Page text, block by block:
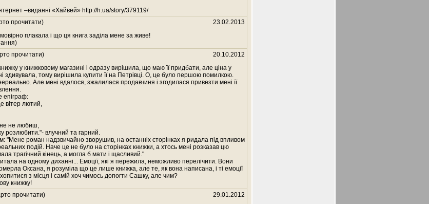
–виданні «Хайвей» http://h.ua/story/379119/
23.02.2013
прочитати)
плакала і що ця книга заділа мене за живе!
20.10.2012
прочитати)
у книжковому магазині і одразу вирішила, що маю її придбати, але ціна у
здивувала, тому вирішила купити її на Петрівці. О, це було першою помилкою.
Але мені вдалося, зжалилася продавчиня і згодилася привезти мені її
епіграф:
вітер лютий,
не любиш,
розлюбити."- влучний та гарний.
"Мене роман надзвичайно зворушив, на останніх сторінках я ридала під впливом
подій. Наче це не було на сторінках книжки, а хтось мені розказав цю
трагічний кінець, а могла б мати і щасливий."
на одному диханні... Емоції, які я пережила, неможливо перелічити. Вони
Оксана, я розуміла що це лише книжка, але те, як вона написана, і ті емоції
з місця і самій хоч чимось допогти Сашку, але чим?
книжку!
29.01.2012
прочитати)